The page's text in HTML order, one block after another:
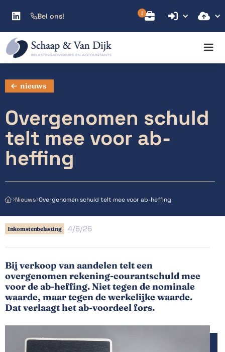
Bel ons!
  
nieuws
Overgenomen schuld
telt mee voor ab-
heffing
NieuwsOvergenomen schuld telt mee voor ab-heffing
Inkomstenbelasting 4/6/26
Bij verkoop van aandelen telt een
overgenomen rekening-courantschuld mee
voor de ab-heffing. Niet tegen de nominale
waarde, maar tegen de werkelijke waarde.
Dat verlaagt het ab-voordeel fors.